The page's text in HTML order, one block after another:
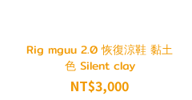
Rig mguu 2.0 恢復涼鞋 黏土
色 Silent clay
NT$3,000